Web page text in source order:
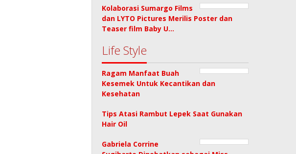
Kolaborasi Sumargo Films
dan LYTO Pictures Merilis Poster dan
Teaser film Baby U…
Life Style
Ragam Manfaat Buah
Kesemek Untuk Kecantikan dan
Kesehatan
Tips Atasi Rambut Lepek Saat Gunakan
Hair Oil
Gabriela Corrine